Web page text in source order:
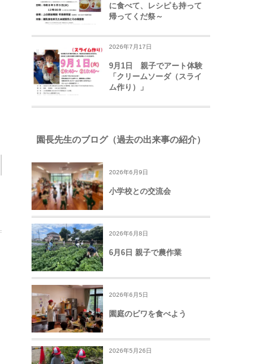
に食べて、レシピも持って
帰ってくだ祭～
2026年7月17日
9月1日 親子でアート体験
「クリームソーダ（スライ
ム作り）」
園長先生のブログ（過去の出来事の紹介）
2026年6月9日
小学校との交流会
2026年6月8日
6月6日 親子で農作業
2026年6月5日
園庭のビワを食べよう
2026年5月26日